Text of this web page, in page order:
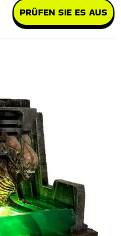
PRÜFEN SIE ES AUS